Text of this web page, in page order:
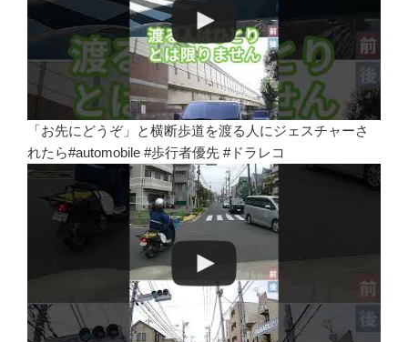
「お先にどうぞ」と横断歩道を渡る人にジェスチャーさ
れたら#automobile #歩行者優先 #ドラレコ